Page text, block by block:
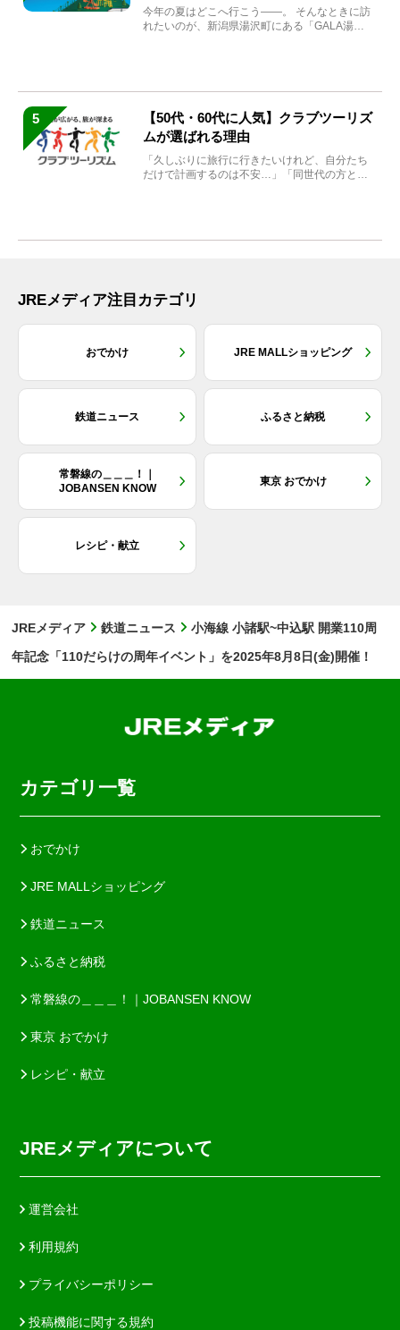
まれ変わる
今年の夏はどこへ行こう――。 そんなときに訪
れたいのが、新潟県湯沢町にある「GALA湯
5
【50代・60代に人気】クラブツーリズ
ムが選ばれる理由
「久しぶりに旅行に行きたいけれど、自分たち
だけで計画するのは不安…」「同世代の方と気
JREメディア注目カテゴリ
おでかけ JRE MALLショッピング
鉄道ニュース ふるさと納税
常磐線の＿＿＿！｜
JOBANSEN KNOW
東京 おでかけ
レシピ・献立
JREメディア 鉄道ニュース
小海線 小諸駅~中込駅 開業110周
年記念「110だらけの周年イベント」を2025年8月8日(金)開催！
カテゴリ一覧
おでかけ
JRE MALLショッピング
鉄道ニュース
ふるさと納税
常磐線の＿＿＿！｜JOBANSEN KNOW
東京 おでかけ
レシピ・献立
JREメディアについて
運営会社
利用規約
プライバシーポリシー
投稿機能に関する規約